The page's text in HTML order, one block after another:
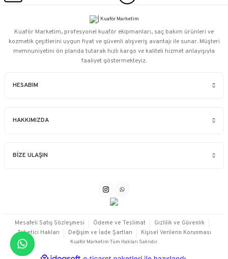
HESABIM
HAKKIMIZDA
BİZE ULAŞIN
Kuaför Marketim, profesyonel kuaför ekipmanları, saç bakım ürünleri ve
kozmetik çeşitlerini uygun fiyat ve güvenli alışveriş avantajı ile sunar. Müşteri
memnuniyetini ön planda tutarak hızlı kargo ve kaliteli hizmet anlayışıyla
faaliyet göstermekteyiz.
Kuaför Marketim Tüm Hakları Saklıdır.
Mesafeli Satış Sözleşmesi Ödeme ve Teslimat
Gizlilik ve Güvenlik
Tüketici Hakları
Değişim ve İade Şartları Kişisel Verilerin Korunması